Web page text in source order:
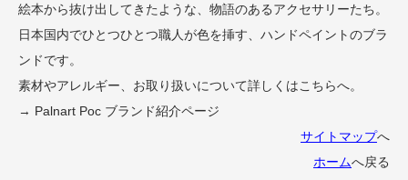
絵本から抜け出してきたような、物語のあるアクセサリーたち。
日本国内でひとつひとつ職人が色を挿す、ハンドペイントのブラ
ンドです。
素材やアレルギー、お取り扱いについて詳しくはこちらへ。
→ Palnart Poc ブランド紹介ページ
サイトマップへ
ホームへ戻る